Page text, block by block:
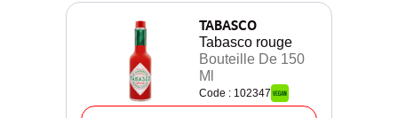
TABASCO
Tabasco rouge
Bouteille De 150
Ml
Code : 102347